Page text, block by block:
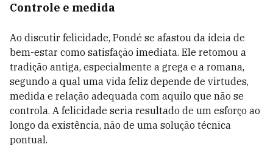
Controle e medida
Ao discutir felicidade, Pondé se afastou da ideia de
bem-estar como satisfação imediata. Ele retomou a
tradição antiga, especialmente a grega e a romana,
segundo a qual uma vida feliz depende de virtudes,
medida e relação adequada com aquilo que não se
controla. A felicidade seria resultado de um esforço ao
longo da existência, não de uma solução técnica
pontual.